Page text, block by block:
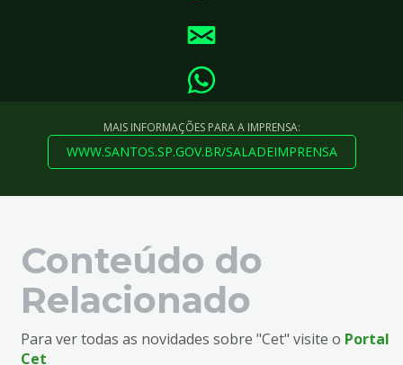
MAIS INFORMAÇÕES PARA A IMPRENSA:
WWW.SANTOS.SP.GOV.BR/SALADEIMPRENSA
Conteúdo do
Relacionado
Para ver todas as novidades sobre "Cet" visite o Portal
Cet